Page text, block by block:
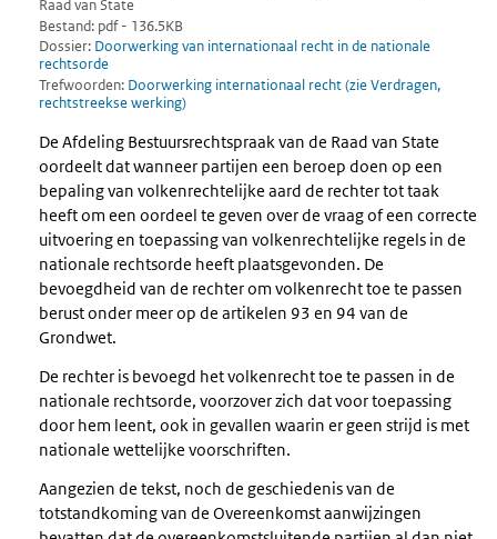
Raad van State
Bestand: pdf - 136.5KB
Dossier: Doorwerking van internationaal recht in de nationale
rechtsorde
Trefwoorden: Doorwerking internationaal recht (zie Verdragen,
rechtstreekse werking)
De Afdeling Bestuursrechtspraak van de Raad van State
oordeelt dat wanneer partijen een beroep doen op een
bepaling van volkenrechtelijke aard de rechter tot taak
heeft om een oordeel te geven over de vraag of een correcte
uitvoering en toepassing van volkenrechtelijke regels in de
nationale rechtsorde heeft plaatsgevonden. De
bevoegdheid van de rechter om volkenrecht toe te passen
berust onder meer op de artikelen 93 en 94 van de
Grondwet.
De rechter is bevoegd het volkenrecht toe te passen in de
nationale rechtsorde, voorzover zich dat voor toepassing
door hem leent, ook in gevallen waarin er geen strijd is met
nationale wettelijke voorschriften.
Aangezien de tekst, noch de geschiedenis van de
totstandkoming van de Overeenkomst aanwijzingen